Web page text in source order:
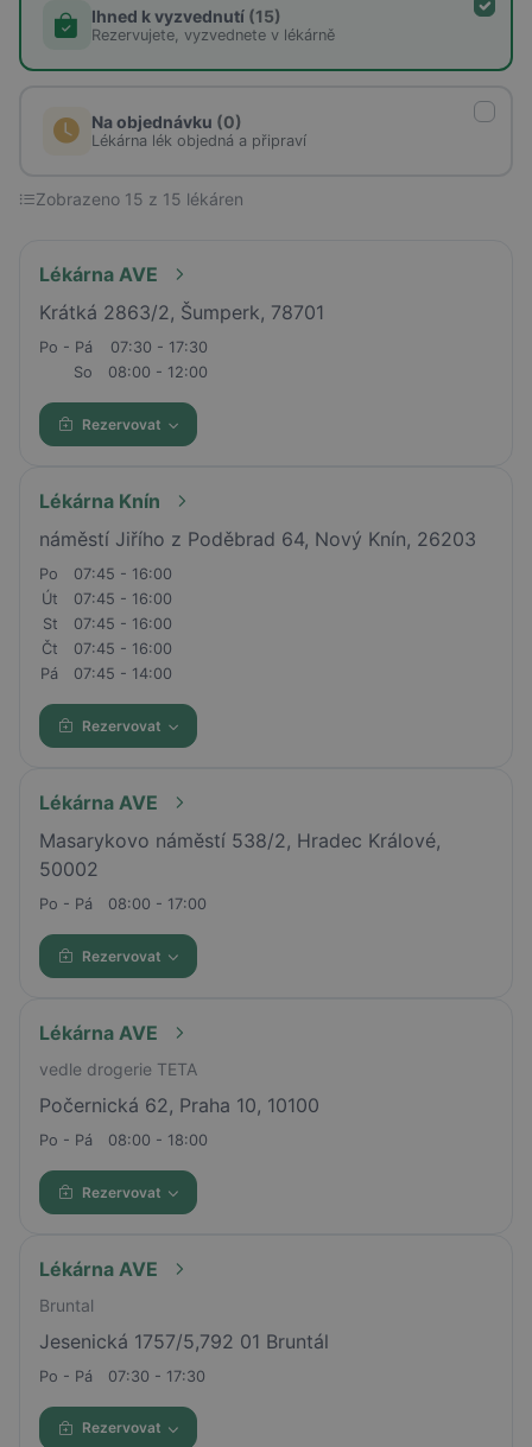
Ihned k vyzvednutí (15)
Rezervujete, vyzvednete v lékárně
Na objednávku (0)
Lékárna lék objedná a připraví
Zobrazeno 15 z 15 lékáren
Lékárna AVE
Krátká 2863/2, Šumperk, 78701
Po - Pá
07:30 - 17:30
So
08:00 - 12:00
Rezervovat
Lékárna Knín
náměstí Jiřího z Poděbrad 64, Nový Knín, 26203
Po
07:45 - 16:00
Út
07:45 - 16:00
St
07:45 - 16:00
Čt
07:45 - 16:00
Pá
07:45 - 14:00
Rezervovat
Lékárna AVE
Masarykovo náměstí 538/2, Hradec Králové,
50002
Po - Pá 08:00 - 17:00
Rezervovat
Lékárna AVE
vedle drogerie TETA
Počernická 62, Praha 10, 10100
Po - Pá 08:00 - 18:00
Rezervovat
Lékárna AVE
Bruntal
Jesenická 1757/5,792 01 Bruntál
Po - Pá 07:30 - 17:30
Rezervovat